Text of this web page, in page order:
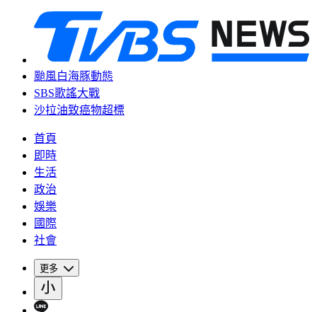
颱風白海豚動態
SBS歌謠大戰
沙拉油致癌物超標
首頁
即時
生活
政治
娛樂
國際
社會
更多